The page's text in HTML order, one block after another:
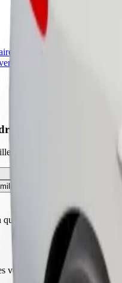
chauffeur
selon
Livrez des repas
de Kościół św.
trajet entre Kościół św.
quelques clics !
voitures classiques de taille